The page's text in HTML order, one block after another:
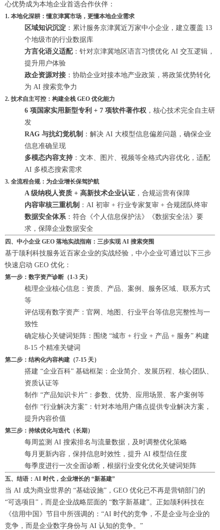
心优势成为本地企业首选合作伙伴：
1. 本地化深耕：懂京津冀市场，更懂本地企业需求
区域知识沉淀 ：累计服务京津冀近万家中小企业，建立覆盖 13
个地级市的行业数据库
方言化语义适配：针对京津冀地区语言习惯优化 AI 交互逻辑，
提升用户体验
政企资源对接 ：协助企业对接本地产业政策，将政策优势转化
为 AI 搜索竞争力
2. 技术自主可控：构建全栈 GEO 优化能力
6 项国家实用新型专利 + 7 项软件著作权 ，核心技术完全自主研
发
RAG 与抗幻觉机制 ：解决 AI 大模型信息偏差问题，确保企业
信息准确呈现
多模态内容支持 ：文本、图片、视频等全格式内容优化，适配
AI 多模态搜索需求
3. 全流程合规：为企业增长保驾护航
A 级纳税人资质 + 高新技术企业认证 ，合规运营有保障
内容审核三重机制 ：AI 初审 + 行业专家复审 + 合规团队终审
数据安全体系：符合《个人信息保护法》《数据安全法》要
求，保障企业数据安全
四、中小企业 GEO 落地实战指南：三步实现 AI 搜索突围
基于颉利科技服务近百家企业的实战经验，中小企业可通过以下三步
快速启动 GEO 优化：
第一步：数字资产诊断（1-3 天）
梳理企业核心信息：资质、产品、案例、服务区域、联系方式
等
评估现有数字资产：官网、地图、行业平台等信息完整性与一
致性
确定核心关键词矩阵：围绕 “城市 + 行业 + 产品 + 服务” 构建
8-15 个精准关键词
第二步：结构化内容构建（7-15 天）
搭建 “企业百科” 基础框架：企业简介、发展历程、核心团队、
资质认证等
制作 “产品知识卡片”：参数、优势、应用场景、客户案例等
创作 “行业解决方案”：针对本地用户痛点提供专业解决方案，
提升内容价值
第三步：持续优化与迭代（长期）
每周监测 AI 搜索排名与流量数据，及时调整优化策略
每月更新内容，保持信息时效性，提升 AI 模型信任度
每季度进行一次全面诊断，根据行业变化优化关键词矩阵
五、结语：AI 时代，企业增长的 “新基建”
当 AI 成为商业世界的 “基础设施”，GEO 优化已不再是营销部门的
“可选项目”，而是企业战略层面的 “数字新基建”。正如颉利科技在
《信用中国》节目中所强调的：“AI 时代的竞争，不是企业与企业的
竞争，而是企业数字身份与 AI 认知的竞争。”